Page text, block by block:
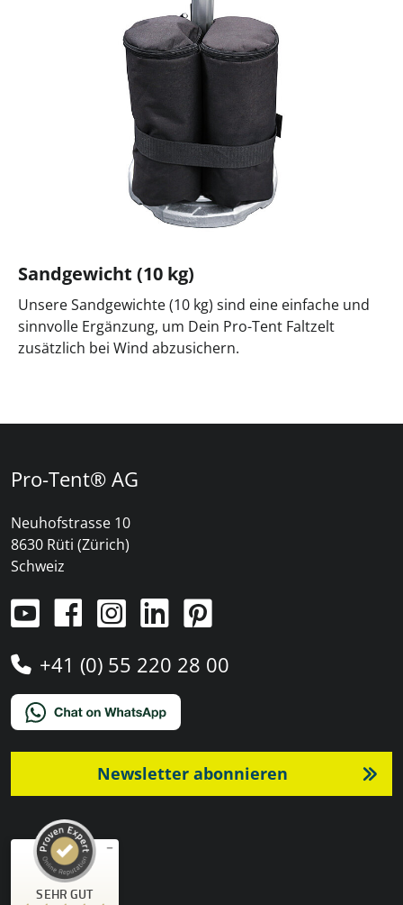
Sandgewicht (10 kg)
Unsere Sandgewichte (10 kg) sind eine einfache und
sinnvolle Ergänzung, um Dein Pro-Tent Faltzelt
zusätzlich bei Wind abzusichern.
Pro-Tent® AG
Neuhofstrasse 10
8630 Rüti (Zürich)
Schweiz
+41 (0) 55 220 28 00
Newsletter abonnieren
SEHR GUT
Kundenbewertungen und Erfahrungen zu
Profile
)